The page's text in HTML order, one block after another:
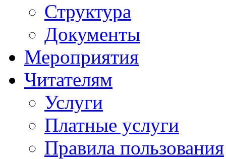
Структура
Документы
Мероприятия
Читателям
Услуги
Платные услуги
Правила пользования